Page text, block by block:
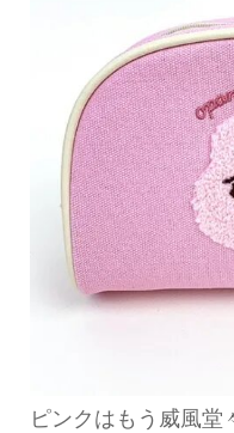
ピンクはもう威風堂